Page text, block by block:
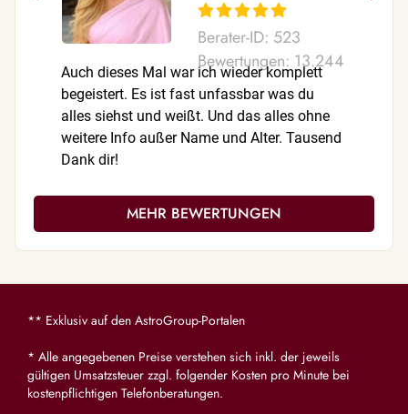
Berater-ID: 523
Bewertungen: 13.244
Auch dieses Mal war ich wieder komplett
begeistert. Es ist fast unfassbar was du
alles siehst und weißt. Und das alles ohne
weitere Info außer Name und Alter. Tausend
Dank dir!
MEHR BEWERTUNGEN
** Exklusiv auf den AstroGroup-Portalen
* Alle angegebenen Preise verstehen sich inkl. der jeweils
gültigen Umsatzsteuer zzgl. folgender Kosten pro Minute bei
kostenpflichtigen Telefonberatungen.